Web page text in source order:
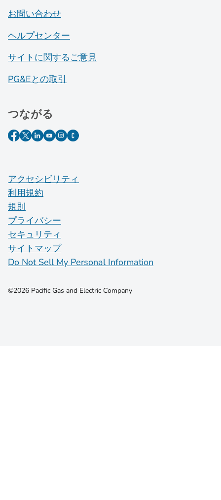
お問い合わせ
ヘルプセンター
サイトに関するご意見
PG&Eとの取引
つながる
アクセシビリティ
利用規約
規則
プライバシー
セキュリティ
サイトマップ
Do Not Sell My Personal Information
©2026 Pacific Gas and Electric Company